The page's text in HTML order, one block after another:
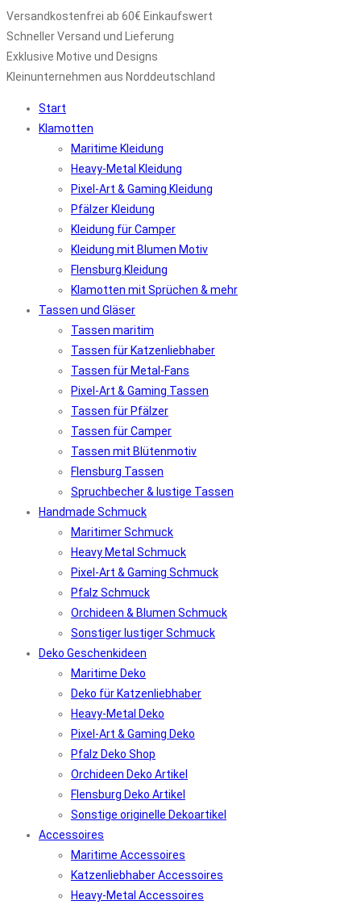
Versandkostenfrei ab 60€ Einkaufswert
Schneller Versand und Lieferung
Exklusive Motive und Designs
Kleinunternehmen aus Norddeutschland
Start
Klamotten
Maritime Kleidung
Heavy-Metal Kleidung
Pixel-Art & Gaming Kleidung
Pfälzer Kleidung
Kleidung für Camper
Kleidung mit Blumen Motiv
Flensburg Kleidung
Klamotten mit Sprüchen & mehr
Tassen und Gläser
Tassen maritim
Tassen für Katzenliebhaber
Tassen für Metal-Fans
Pixel-Art & Gaming Tassen
Tassen für Pfälzer
Tassen für Camper
Tassen mit Blütenmotiv
Flensburg Tassen
Spruchbecher & lustige Tassen
Handmade Schmuck
Maritimer Schmuck
Heavy Metal Schmuck
Pixel-Art & Gaming Schmuck
Pfalz Schmuck
Orchideen & Blumen Schmuck
Sonstiger lustiger Schmuck
Deko Geschenkideen
Maritime Deko
Deko für Katzenliebhaber
Heavy-Metal Deko
Pixel-Art & Gaming Deko
Pfalz Deko Shop
Orchideen Deko Artikel
Flensburg Deko Artikel
Sonstige originelle Dekoartikel
Accessoires
Maritime Accessoires
Katzenliebhaber Accessoires
Heavy-Metal Accessoires